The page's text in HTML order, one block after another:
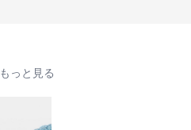
もっと見る